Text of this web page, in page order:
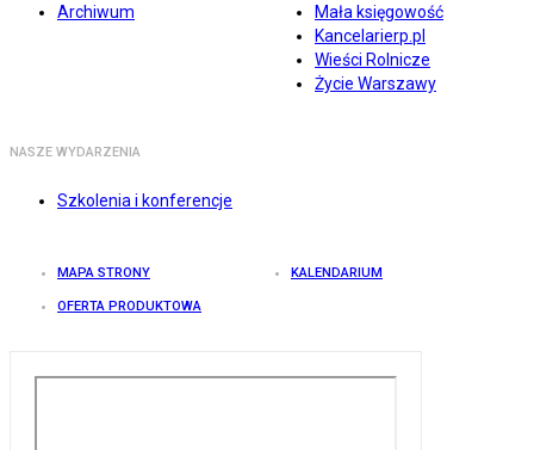
Archiwum
Mała księgowość
Kancelarierp.pl
Wieści Rolnicze
Życie Warszawy
NASZE WYDARZENIA
Szkolenia i konferencje
MAPA STRONY KALENDARIUM
OFERTA PRODUKTOWA